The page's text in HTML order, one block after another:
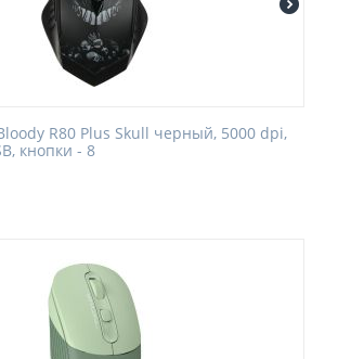
R80 Plus Skull черный, 5000 dpi,
кнопки - 8